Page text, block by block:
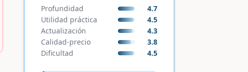
Profundidad
4.7
Utilidad práctica
4.5
Actualización
4.3
Calidad-precio
3.8
Dificultad
4.5